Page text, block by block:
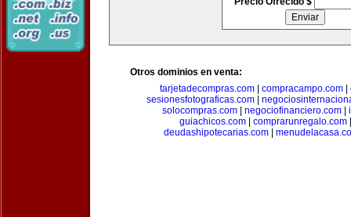
Otros dominios en venta:
tarjetadecompras.com
compracampo.com
sesionesfotograficas.com
solocompras.com| negociofinanciero.com|
guiachicos.com
comprarunregalo.com
deudashipotecarias.com|